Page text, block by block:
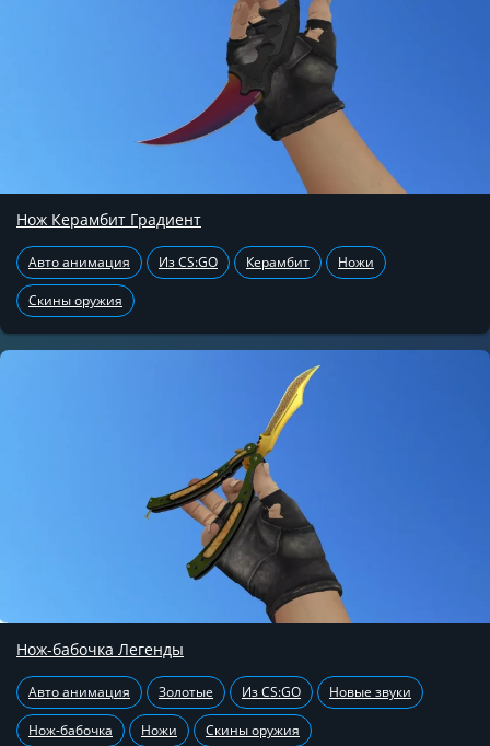
Нож Керамбит Градиент
Авто анимация Из CS:GO Керамбит Ножи
Скины оружия
Нож-бабочка Легенды
Авто анимация Золотые Из CS:GO Новые звуки
Нож-бабочка Ножи Скины оружия